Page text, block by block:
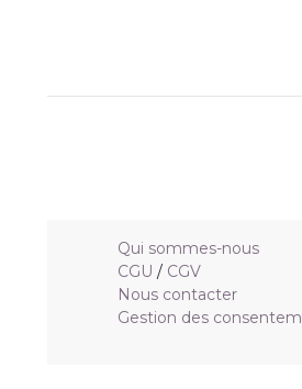
Qui sommes-nous
CGU / CGV
Nous contacter
Gestion des